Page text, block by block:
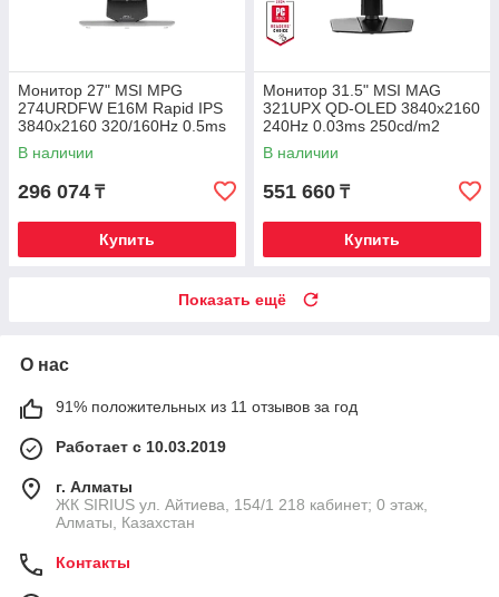
Монитор 27" MSI MPG
274URDFW E16M Rapid IPS
3840x2160 320/160Hz 0.5ms
1000cd/m2 1000:1 2xHDMI
1xDP
В наличии
296 074 ₸
Купить
Монитор 31.5" MSI MAG
321UPX QD-OLED 3840x2160
240Hz 0.03ms 250cd/m2
1.5M:1 2xHDMI 1xDP 1xType-
C HAS
В наличии
551 660 ₸
Купить
Показать ещё
О нас
91% положительных из 11 отзывов за год
Работает с 10.03.2019
г. Алматы
​ЖК SIRIUS​ ул. Айтиева, 154/1​ 218 кабинет; 0 этаж,
Алматы, Казахстан
Контакты